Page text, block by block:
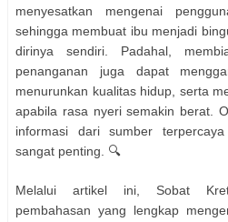
menyesatkan mengenai
sehingga membuat ibu menjadi
dirinya sendiri. Padahal,
penanganan juga dapat
menurunkan kualitas hidup, serta
apabila rasa nyeri semakin berat.
informasi dari sumber
sangat penting. 🔍
Melalui artikel ini, Sobat
pembahasan yang lengkap